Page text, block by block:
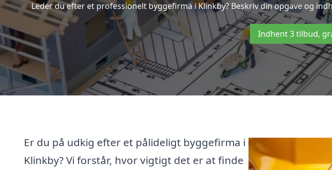
Leder du efter et professionelt byggefirma i Klinkby? Beskriv din opgave og
Indhent 3 tilbud,
Er du på udkig efter et pålideligt byggefirma i
Klinkby? Vi forstår, hvor vigtigt det er at finde